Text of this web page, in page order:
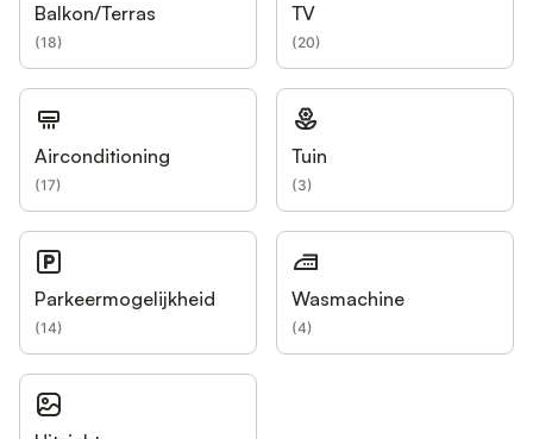
Balkon/Terras
(18)
TV
(20)
Airconditioning
(17)
Tuin
(3)
Parkeermogelijkheid
(14)
Wasmachine
(4)